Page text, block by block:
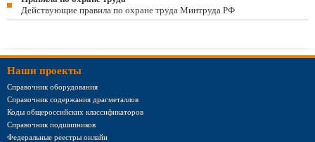
Действующие правила по охране труда Минтруда РФ
Наши проекты
Справочник оборудования
Справочник содержания драгметаллов
Коды общероссийских классификаторов
Справочник подшипников
Федеральные реестры онлайн